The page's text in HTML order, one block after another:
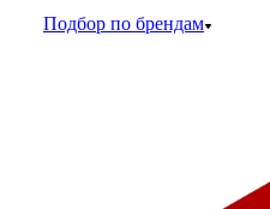
Подбор по брендам